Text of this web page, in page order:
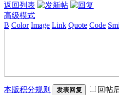
返回列表
高级模式
B Color Image Link Quote Code
本版积分规则 发表回复 回帖